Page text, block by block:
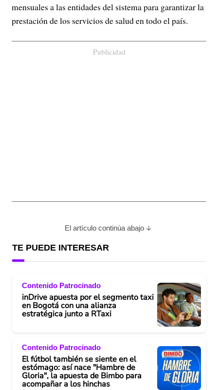
mensuales a las entidades del sistema para garantizar la
prestación de los servicios de salud en todo el país.
Publicidad
El artículo continúa abajo
TE PUEDE INTERESAR
Contenido Patrocinado
inDrive apuesta por el segmento taxi
en Bogotá con una alianza
estratégica junto a RTaxi
Contenido Patrocinado
El fútbol también se siente en el
estómago: así nace "Hambre de
Gloria", la apuesta de Bimbo para
acompañar a los hinchas